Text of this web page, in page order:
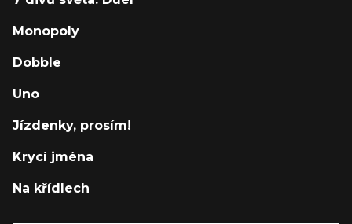
Monopoly
Dobble
Uno
Jízdenky, prosím!
Krycí jména
Na křídlech